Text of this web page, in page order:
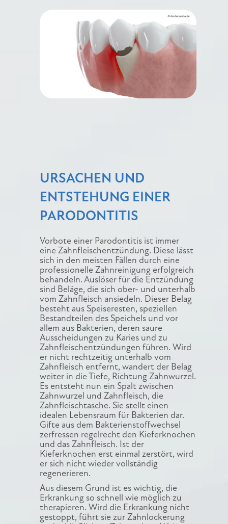
URSACHEN UND
ENTSTEHUNG EINER
PARODONTITIS
Vorbote einer Parodontitis ist immer
eine Zahnfleischentzündung. Diese lässt
sich in den meisten Fällen durch eine
professionelle Zahnreinigung erfolgreich
behandeln. Auslöser für die Entzündung
sind Beläge, die sich ober- und unterhalb
vom Zahnfleisch ansiedeln. Dieser Belag
besteht aus Speiseresten, speziellen
Bestandteilen des Speichels und vor
allem aus Bakterien, deren saure
Ausscheidungen zu Karies und zu
Zahnfleischentzündungen führen. Wird
er nicht rechtzeitig unterhalb vom
Zahnfleisch entfernt, wandert der Belag
weiter in die Tiefe, Richtung Zahnwurzel.
Es entsteht nun ein Spalt zwischen
Zahnwurzel und Zahnfleisch, die
Zahnfleischtasche. Sie stellt einen
idealen Lebensraum für Bakterien dar.
Gifte aus dem Bakterienstoffwechsel
zerfressen regelrecht den Kieferknochen
und das Zahnfleisch. Ist der
Kieferknochen erst einmal zerstört, wird
er sich nicht wieder vollständig
regenerieren.
Aus diesem Grund ist es wichtig, die
Erkrankung so schnell wie möglich zu
therapieren. Wird die Erkrankung nicht
gestoppt, führt sie zur Zahnlockerung